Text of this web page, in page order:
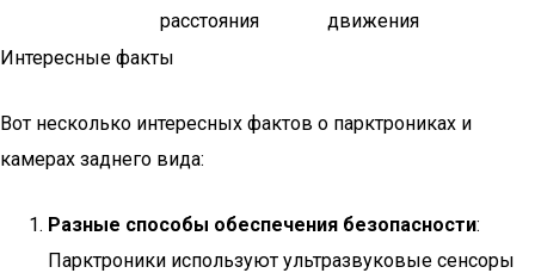
расстояния
движения
Интересные факты
Вот несколько интересных фактов о парктрониках и
камерах заднего вида:
Разные способы обеспечения безопасности:
Парктроники используют ультразвуковые сенсоры